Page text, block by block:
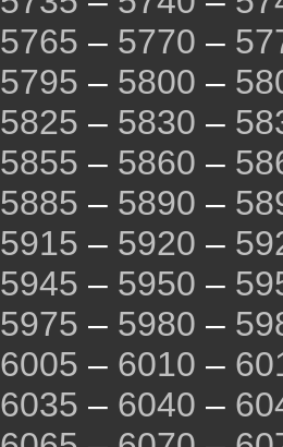
5765 – 5770 –
5795 – 5800 –
5825 – 5830 –
5855 – 5860 –
5885 – 5890 –
5915 – 5920 –
5945 – 5950 –
5975 – 5980 –
6005 – 6010 –
6035 – 6040 –